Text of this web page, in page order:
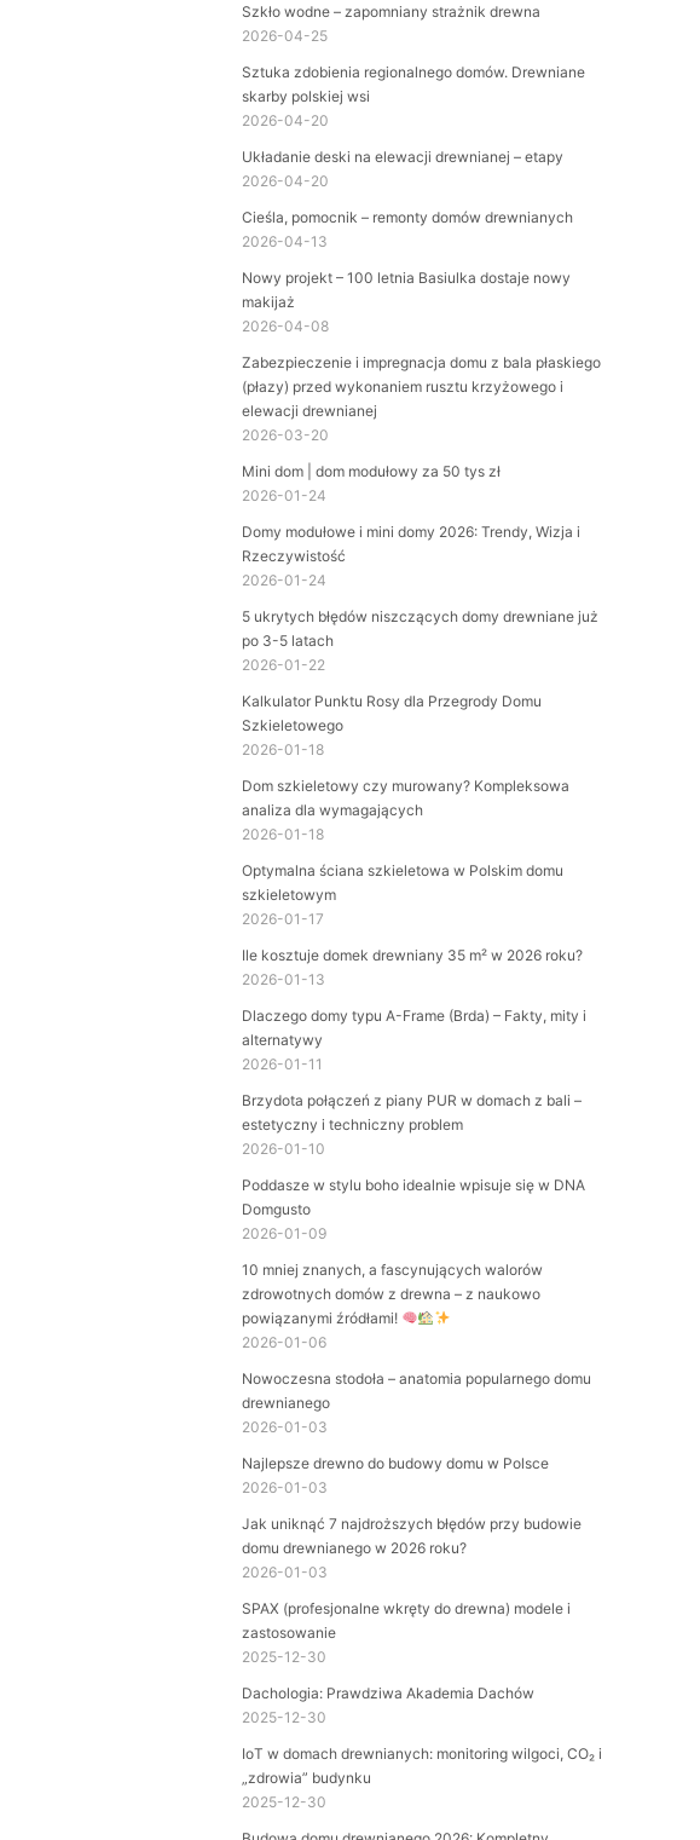
Szkło wodne – zapomniany strażnik drewna
2026-04-25
Sztuka zdobienia regionalnego domów. Drewniane
skarby polskiej wsi
2026-04-20
Układanie deski na elewacji drewnianej – etapy
2026-04-20
Cieśla, pomocnik – remonty domów drewnianych
2026-04-13
Nowy projekt – 100 letnia Basiulka dostaje nowy
makijaż
2026-04-08
Zabezpieczenie i impregnacja domu z bala płaskiego
(płazy) przed wykonaniem rusztu krzyżowego i
elewacji drewnianej
2026-03-20
Mini dom | dom modułowy za 50 tys zł
2026-01-24
Domy modułowe i mini domy 2026: Trendy, Wizja i
Rzeczywistość
2026-01-24
5 ukrytych błędów niszczących domy drewniane już
po 3-5 latach
2026-01-22
Kalkulator Punktu Rosy dla Przegrody Domu
Szkieletowego
2026-01-18
Dom szkieletowy czy murowany? Kompleksowa
analiza dla wymagających
2026-01-18
Optymalna ściana szkieletowa w Polskim domu
szkieletowym
2026-01-17
Ile kosztuje domek drewniany 35 m² w 2026 roku?
2026-01-13
Dlaczego domy typu A-Frame (Brda) – Fakty, mity i
alternatywy
2026-01-11
Brzydota połączeń z piany PUR w domach z bali –
estetyczny i techniczny problem
2026-01-10
Poddasze w stylu boho idealnie wpisuje się w DNA
Domgusto
2026-01-09
10 mniej znanych, a fascynujących walorów
zdrowotnych domów z drewna – z naukowo
powiązanymi źródłami!
2026-01-06
Nowoczesna stodoła – anatomia popularnego domu
drewnianego
2026-01-03
Najlepsze drewno do budowy domu w Polsce
2026-01-03
Jak uniknąć 7 najdroższych błędów przy budowie
domu drewnianego w 2026 roku?
2026-01-03
SPAX (profesjonalne wkręty do drewna) modele i
zastosowanie
2025-12-30
Dachologia: Prawdziwa Akademia Dachów
2025-12-30
IoT w domach drewnianych: monitoring wilgoci, CO₂ i
„zdrowia” budynku
2025-12-30